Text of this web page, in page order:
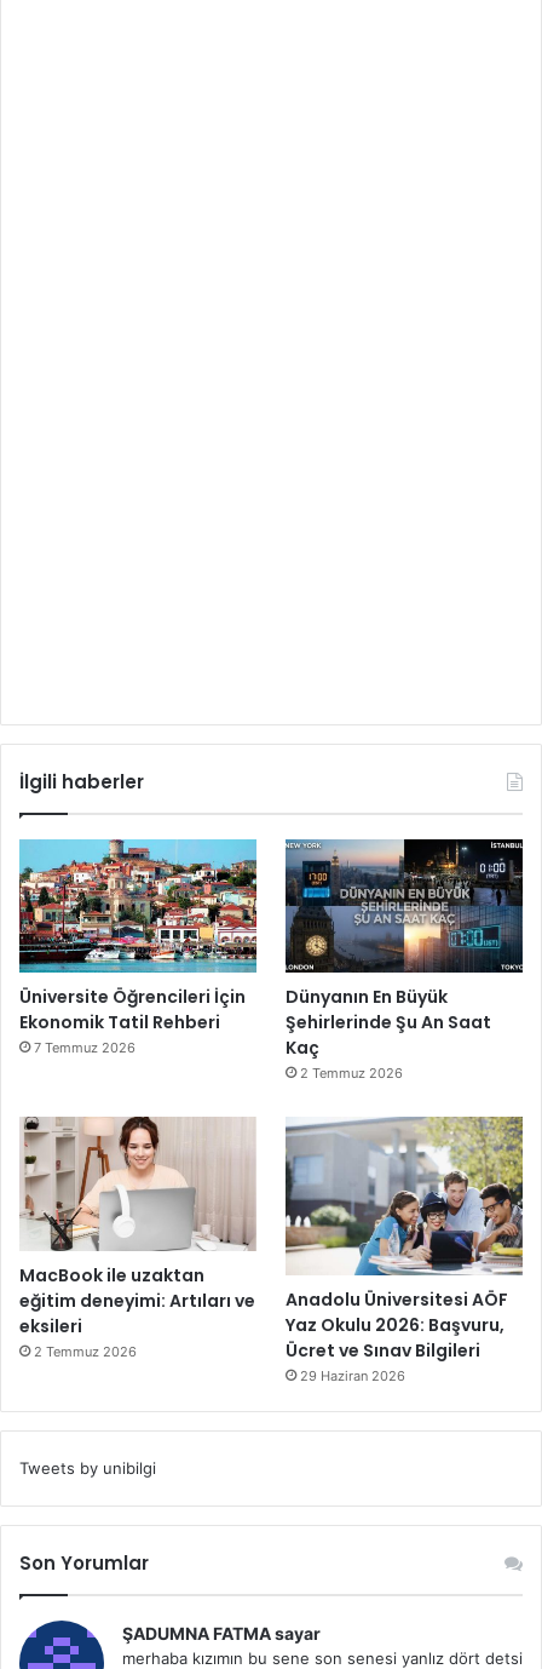
İlgili haberler
Üniversite Öğrencileri İçin
Ekonomik Tatil Rehberi
7 Temmuz 2026
Dünyanın En Büyük
Şehirlerinde Şu An Saat
Kaç
2 Temmuz 2026
MacBook ile uzaktan
eğitim deneyimi: Artıları ve
eksileri
2 Temmuz 2026
Anadolu Üniversitesi AÖF
Yaz Okulu 2026: Başvuru,
Ücret ve Sınav Bilgileri
29 Haziran 2026
Tweets by unibilgi
Son Yorumlar
ŞADUMNA FATMA sayar
merhaba kızımın bu sene son senesi yanlız dört detsi